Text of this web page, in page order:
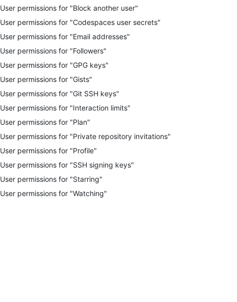
User permissions for "Block another user"
User permissions for "Codespaces user secrets"
User permissions for "Email addresses"
User permissions for "Followers"
User permissions for "GPG keys"
User permissions for "Gists"
User permissions for "Git SSH keys"
User permissions for "Interaction limits"
User permissions for "Plan"
User permissions for "Private repository invitations"
User permissions for "Profile"
User permissions for "SSH signing keys"
User permissions for "Starring"
User permissions for "Watching"